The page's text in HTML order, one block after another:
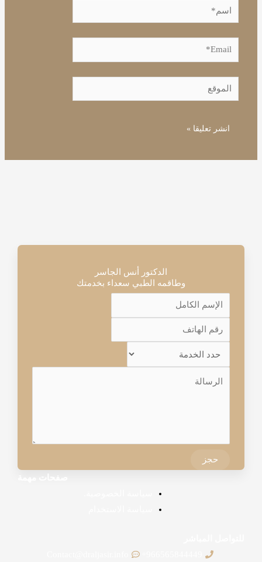
اسم*
Email*
الموقع
الدكتور أنس الجاسر
وطاقمه الطبي سعداء بخدمتك
حجز